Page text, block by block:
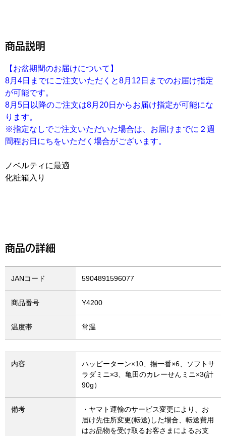
商品説明
【お盆期間のお届けについて】
8月4日までにご注文いただくと8月12日までのお届け指定
が可能です。
8月5日以降のご注文は8月20日からお届け指定が可能にな
ります。
※指定なしでご注文いただいた場合は、お届けまでに２週
間程お日にちをいただく場合がございます。
ノベルティに最適
化粧箱入り
商品の詳細
JANコード 5904891596077
商品番号 Y4200
温度帯 常温
内容
ハッピーターン×10、揚一番×6、ソフトサ
ラダミニ×3、亀田のカレーせんミニ×3(計
90g）
備考
・ヤマト運輸のサービス変更により、お
届け先住所変更(転送)した場合、転送費用
はお品物を受け取るお客さまによるお支